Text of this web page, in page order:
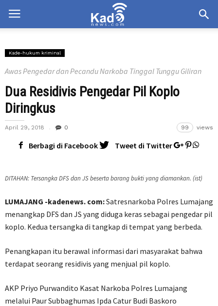
Kade-hukum kriminal
Awas Pengedar dan Pecandu Narkoba Tinggal Tunggu Giliran
Dua Residivis Pengedar Pil Koplo
Diringkus
April 29, 2018 0 99 views
Berbagi di Facebook Tweet di Twitter
DITAHAN: Tersangka DFS dan JS beserta barang bukti yang diamankan. (ist)
LUMAJANG -kadenews. com:Satresnarkoba Polres Lumajang
menangkap DFS dan JS yang diduga keras sebagai pengedar pil
koplo. Kedua tersangka di tangkap di tempat yang berbeda.
Penangkapan itu berawal informasi dari masyarakat bahwa
terdapat seorang residivis yang menjual pil koplo.
AKP Priyo Purwandito Kasat Narkoba Polres Lumajang
melalui Paur Subbaghumas Ipda Catur Budi Baskoro